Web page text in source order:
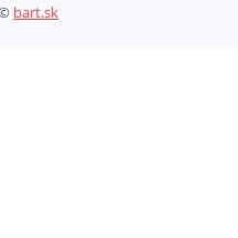
bart.sk